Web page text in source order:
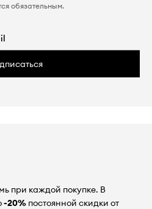
обязательным.
при каждой покупке. В
-20% постоянной скидки от